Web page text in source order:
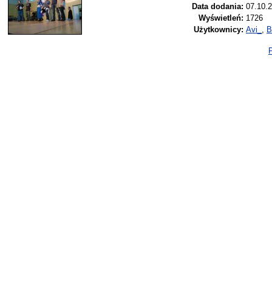
Data dodania:
Wyświetleń: 1726
Użytkownicy: Avi_